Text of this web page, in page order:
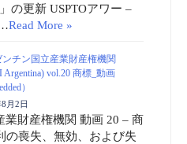
」の更新 USPTOアワー –
Read More »
ンチン国立産業財産権機関
Argentina) vol.20 商標_動画
）
月2日
業財産権機関 動画 20 – 商
の喪失、無効、および失